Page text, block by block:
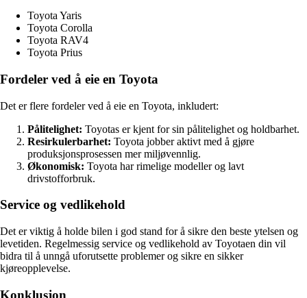
Toyota Yaris
Toyota Corolla
Toyota RAV4
Toyota Prius
Fordeler ved å eie en Toyota
Det er flere fordeler ved å eie en Toyota, inkludert:
Pålitelighet: Toyotas er kjent for sin pålitelighet og holdbarhet.
Resirkulerbarhet: Toyota jobber aktivt med å gjøre
produksjonsprosessen mer miljøvennlig.
Økonomisk: Toyota har rimelige modeller og lavt
drivstofforbruk.
Service og vedlikehold
Det er viktig å holde bilen i god stand for å sikre den beste ytelsen og
levetiden. Regelmessig service og vedlikehold av Toyotaen din vil
bidra til å unngå uforutsette problemer og sikre en sikker
kjøreopplevelse.
Konklusjon